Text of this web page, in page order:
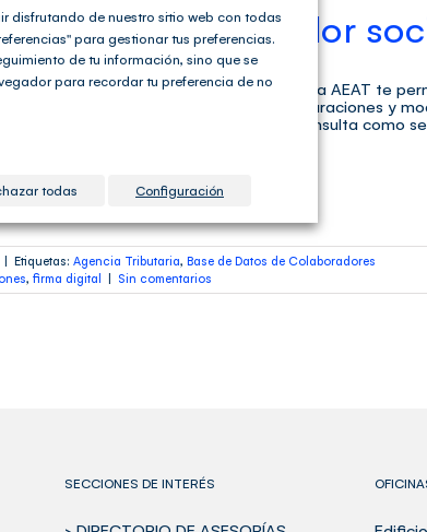
ser colaborador
social Ser Colaborador Social de la AEAT te
propio certificado digital, todas las declaraciones y
telemática bajo esta denominación. Consulta como
[...]
| Etiquetas: Agencia Tributaria, Base de Datos de Colaboradores
, firma digital | Sin comentarios
SECCIONES DE INTERÉS
disfrutando de nuestro sitio web con todas
para gestionar tus preferencias.
de tu información, sino que se
para recordar tu preferencia de no
todas Configuración